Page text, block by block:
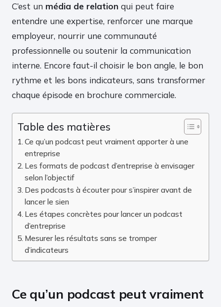
C’est un média de relation qui peut faire
entendre une expertise, renforcer une marque
employeur, nourrir une communauté
professionnelle ou soutenir la communication
interne. Encore faut-il choisir le bon angle, le bon
rythme et les bons indicateurs, sans transformer
chaque épisode en brochure commerciale.
Table des matières
Ce qu’un podcast peut vraiment apporter à une
entreprise
Les formats de podcast d’entreprise à envisager
selon l’objectif
Des podcasts à écouter pour s’inspirer avant de
lancer le sien
Les étapes concrètes pour lancer un podcast
d’entreprise
Mesurer les résultats sans se tromper
d’indicateurs
Ce qu’un podcast peut vraiment